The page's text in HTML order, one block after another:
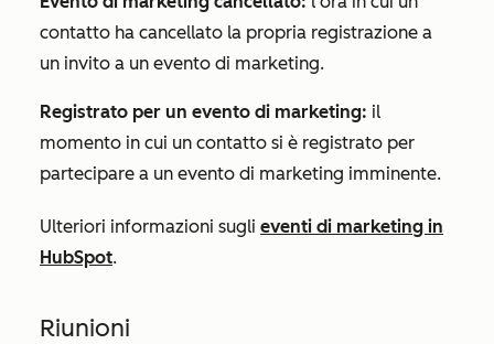
contatto ha cancellato la propria registrazione a
un invito a un evento di marketing.
Registrato per un evento di marketing: il
momento in cui un contatto si è registrato per
partecipare a un evento di marketing imminente.
Ulteriori informazioni sugli eventi di marketing in
HubSpot.
Riunioni